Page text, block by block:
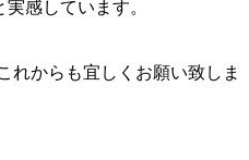
感しています。
れからも宜しくお願い致しま